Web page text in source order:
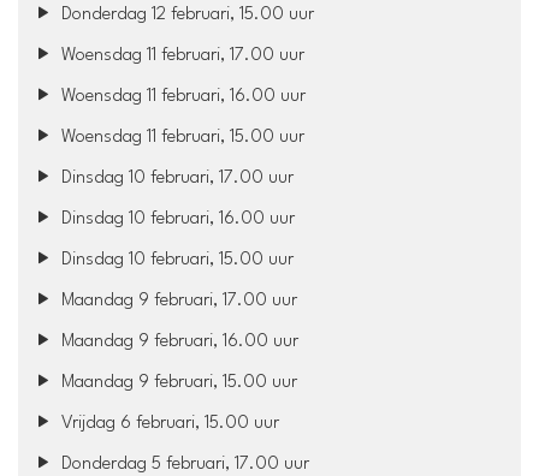
Donderdag 12 februari, 15.00 uur
Woensdag 11 februari, 17.00 uur
Woensdag 11 februari, 16.00 uur
Woensdag 11 februari, 15.00 uur
Dinsdag 10 februari, 17.00 uur
Dinsdag 10 februari, 16.00 uur
Dinsdag 10 februari, 15.00 uur
Maandag 9 februari, 17.00 uur
Maandag 9 februari, 16.00 uur
Maandag 9 februari, 15.00 uur
Vrijdag 6 februari, 15.00 uur
Donderdag 5 februari, 17.00 uur